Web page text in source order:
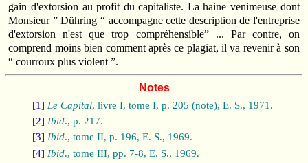
gain d'extorsion au profit du capitaliste. La haine venimeuse dont
Monsieur ” Dühring “ accompagne cette description de l'entreprise
d'extorsion n'est que trop compréhensible” ... Par contre, on
comprend moins bien comment après ce plagiat, il va revenir à son
“ courroux plus violent ”.
Notes
[1] Le Capital, livre I, tome I, p. 205 (note), E. S., 1971.
[2] Ibid., p. 217.
[3] Ibid., tome II, p. 196, E. S., 1969.
[4] Ibid., tome III, pp. 7-8, E. S., 1969.